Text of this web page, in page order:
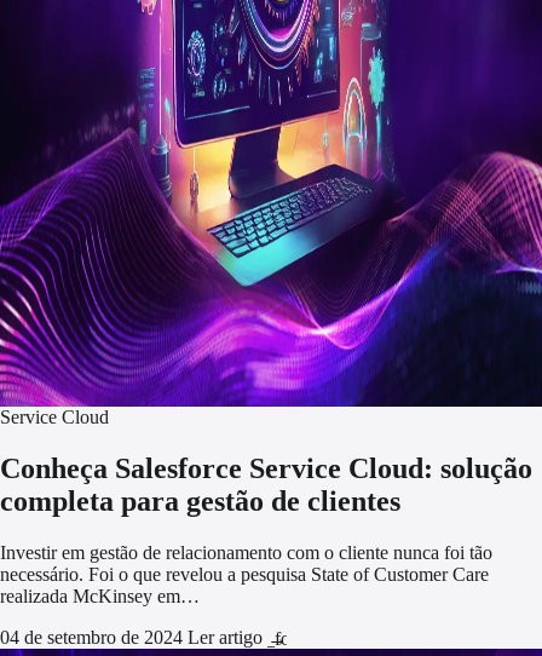
Service Cloud
Conheça Salesforce Service Cloud: solução
completa para gestão de clientes
Investir em gestão de relacionamento com o cliente nunca foi tão
necessário. Foi o que revelou a pesquisa State of Customer Care
realizada McKinsey em…
04 de setembro de 2024 Ler artigo
arrow_forward